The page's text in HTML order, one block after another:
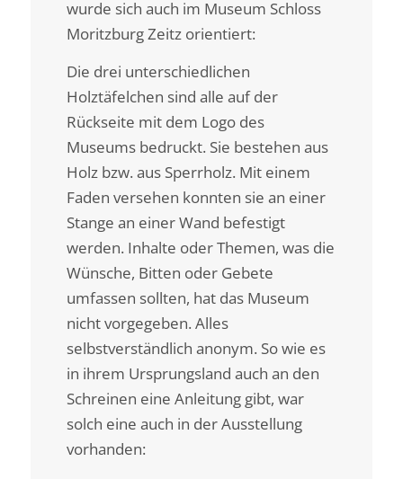
wurde sich auch im Museum Schloss
Moritzburg Zeitz orientiert:
Die drei unterschiedlichen
Holztäfelchen sind alle auf der
Rückseite mit dem Logo des
Museums bedruckt. Sie bestehen aus
Holz bzw. aus Sperrholz. Mit einem
Faden versehen konnten sie an einer
Stange an einer Wand befestigt
werden. Inhalte oder Themen, was die
Wünsche, Bitten oder Gebete
umfassen sollten, hat das Museum
nicht vorgegeben. Alles
selbstverständlich anonym. So wie es
in ihrem Ursprungsland auch an den
Schreinen eine Anleitung gibt, war
solch eine auch in der Ausstellung
vorhanden: